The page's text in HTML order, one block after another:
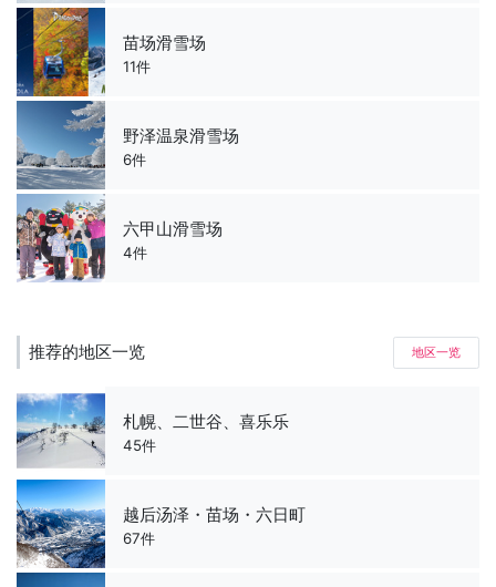
苗场滑雪场
11件
野泽温泉滑雪场
6件
六甲山滑雪场
4件
推荐的地区一览 地区一览
札幌、二世谷、喜乐乐
45件
越后汤泽・苗场・六日町
67件